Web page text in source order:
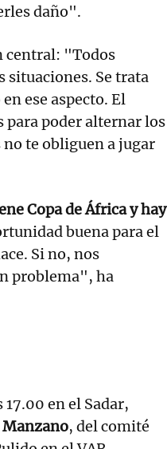
daño".
central: "Todos
situaciones. Se trata
ese aspecto. El
para poder alternar los
no te obliguen a jugar
Copa de África y hay
buena para el
Si no, nos
problema", ha
en el Sadar,
Manzano, del comité